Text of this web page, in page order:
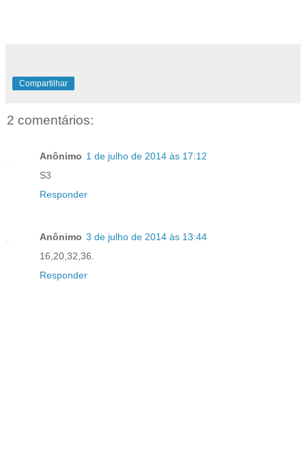
Compartilhar
2 comentários:
Anônimo 1 de julho de 2014 às 17:12
S3
Responder
Anônimo 3 de julho de 2014 às 13:44
16,20,32,36.
Responder